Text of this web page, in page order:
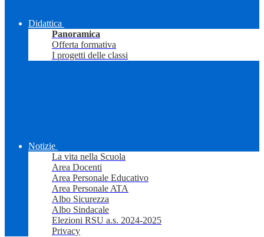
Didattica
Panoramica
Offerta formativa
I progetti delle classi
Notizie
La vita nella Scuola
Area Docenti
Area Personale Educativo
Area Personale ATA
Albo Sicurezza
Albo Sindacale
Elezioni RSU a.s. 2024-2025
Privacy